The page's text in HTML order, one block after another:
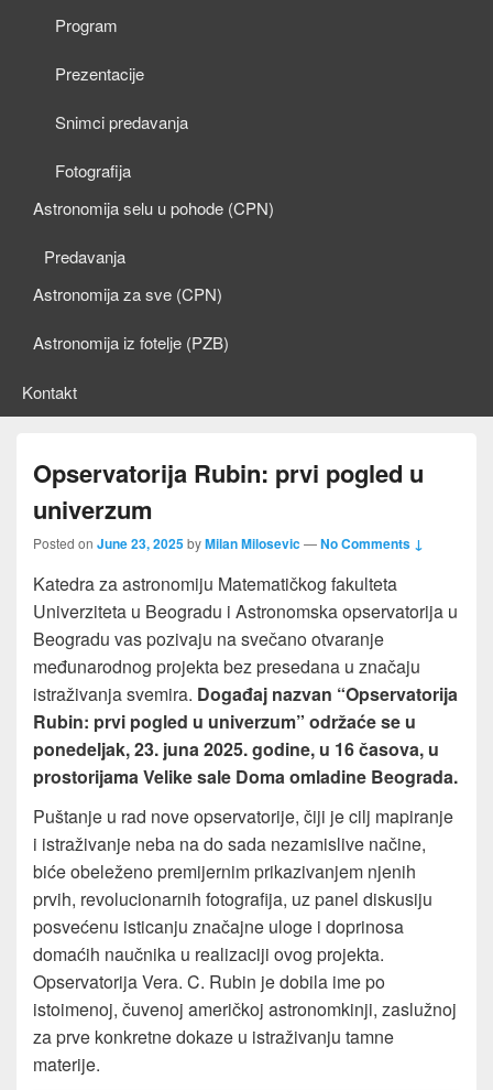
Program
Prezentacije
Snimci predavanja
Fotografija
Astronomija selu u pohode (CPN)
Predavanja
Astronomija za sve (CPN)
Astronomija iz fotelje (PZB)
Kontakt
Opservatorija Rubin: prvi pogled u
univerzum
Posted on June 23, 2025byMilan Milosevic—No Comments ↓
Katedra za astronomiju Matematičkog fakulteta
Univerziteta u Beogradu i Astronomska opservatorija u
Beogradu vas pozivaju na svečano otvaranje
međunarodnog projekta bez presedana u značaju
istraživanja svemira. Događaj nazvan “Opservatorija
Rubin: prvi pogled u univerzum” održaće se u
ponedeljak, 23. juna 2025. godine, u 16 časova, u
prostorijama Velike sale Doma omladine Beograda.
Puštanje u rad nove opservatorije, čiji je cilj mapiranje
i istraživanje neba na do sada nezamislive načine,
biće obeleženo premijernim prikazivanjem njenih
prvih, revolucionarnih fotografija, uz panel diskusiju
posvećenu isticanju značajne uloge i doprinosa
domaćih naučnika u realizaciji ovog projekta.
Opservatorija Vera. C. Rubin je dobila ime po
istoimenoj, čuvenoj američkoj astronomkinji, zaslužnoj
za prve konkretne dokaze u istraživanju tamne
materije.